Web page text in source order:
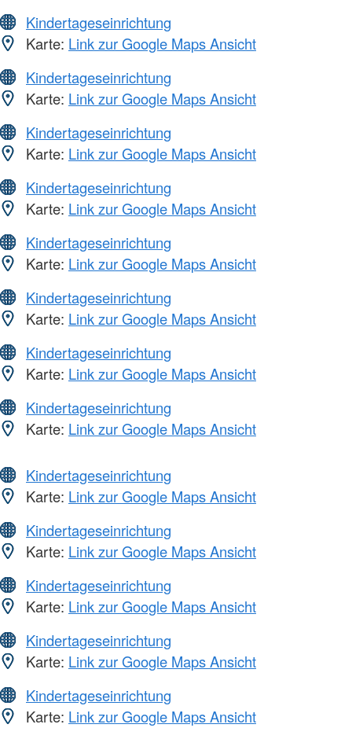
Kindertageseinrichtung
Karte: Link zur Google Maps Ansicht
Kindertageseinrichtung
Karte: Link zur Google Maps Ansicht
Kindertageseinrichtung
Karte: Link zur Google Maps Ansicht
Kindertageseinrichtung
Karte: Link zur Google Maps Ansicht
Kindertageseinrichtung
Karte: Link zur Google Maps Ansicht
Kindertageseinrichtung
Karte: Link zur Google Maps Ansicht
Kindertageseinrichtung
Karte: Link zur Google Maps Ansicht
Kindertageseinrichtung
Karte: Link zur Google Maps Ansicht
Kindertageseinrichtung
Karte: Link zur Google Maps Ansicht
Kindertageseinrichtung
Karte: Link zur Google Maps Ansicht
Kindertageseinrichtung
Karte: Link zur Google Maps Ansicht
Kindertageseinrichtung
Karte: Link zur Google Maps Ansicht
Kindertageseinrichtung
Karte: Link zur Google Maps Ansicht